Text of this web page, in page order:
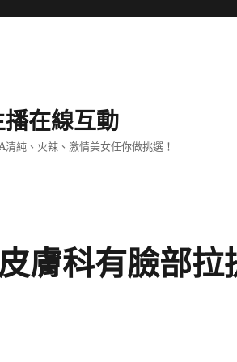
在線互動
純、火辣、激情美女任你做挑選！
膚科有臉部拉